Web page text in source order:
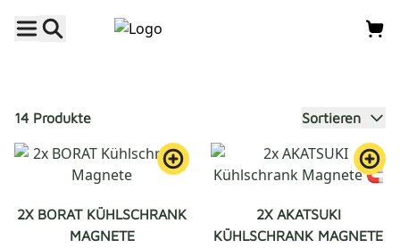
14 Produkte Sortieren
2X BORAT KÜHLSCHRANK
MAGNETE
2X AKATSUKI
KÜHLSCHRANK MAGNETE